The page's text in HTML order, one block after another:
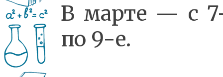
В марте — с
по 9-е.